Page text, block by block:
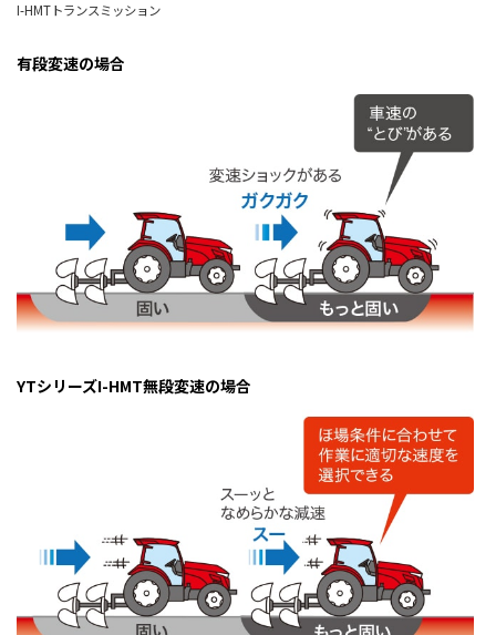
I-HMTトランスミッション
有段変速の場合
YTシリーズI-HMT無段変速の場合